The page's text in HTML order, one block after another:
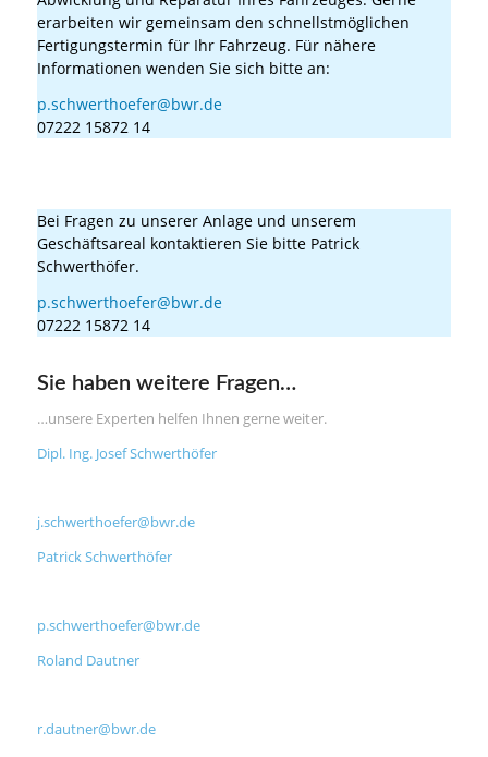
erarbeiten wir gemeinsam den schnellstmöglichen
Fertigungstermin für Ihr Fahrzeug. Für nähere
Informationen wenden Sie sich bitte an:
p.schwerthoefer@bwr.de
07222 15872 14
Bei Fragen zu unserer Anlage und unserem
Geschäftsareal kontaktieren Sie bitte Patrick
Schwerthöfer.
p.schwerthoefer@bwr.de
07222 15872 14
Sie haben weitere Fragen…
…unsere Experten helfen Ihnen gerne weiter.
Dipl. Ing. Josef Schwerthöfer
j.schwerthoefer@bwr.de
Patrick Schwerthöfer
p.schwerthoefer@bwr.de
Roland Dautner
r.dautner@bwr.de